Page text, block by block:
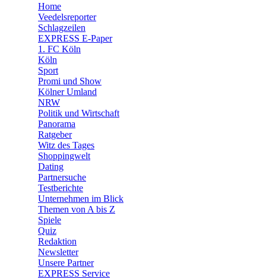
🛒 Shoppingwelt
Home
Veedelsreporter
Schlagzeilen
EXPRESS E-Paper
1. FC Köln
Köln
Sport
Promi und Show
Kölner Umland
NRW
Politik und Wirtschaft
Panorama
Ratgeber
Witz des Tages
Shoppingwelt
Dating
Partnersuche
Testberichte
Unternehmen im Blick
Themen von A bis Z
Spiele
Quiz
Redaktion
Newsletter
Unsere Partner
EXPRESS Service